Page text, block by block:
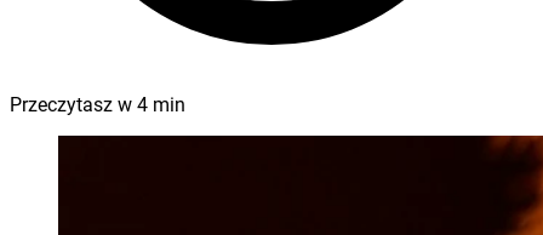
Przeczytasz w 4 min